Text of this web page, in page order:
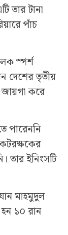
তার টানা
পাঁচ
স্পর্শ
দেশের তৃতীয়
জায়গা করে
পারেননি
তার ইনিংসটি
মাহমুদুল
১০ রান